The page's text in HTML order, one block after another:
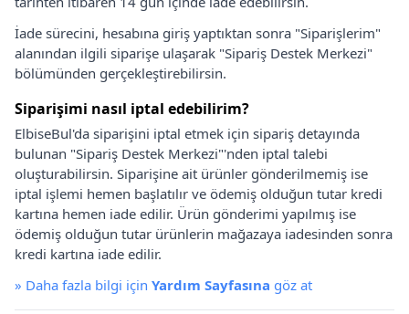
İade sürecini, hesabına giriş yaptıktan sonra "Siparişlerim"
alanından ilgili siparişe ulaşarak "Sipariş Destek Merkezi"
bölümünden gerçekleştirebilirsin.
Siparişimi nasıl iptal edebilirim?
ElbiseBul'da siparişini iptal etmek için sipariş detayında
bulunan "Sipariş Destek Merkezi"'nden iptal talebi
oluşturabilirsin. Siparişine ait ürünler gönderilmemiş ise
iptal işlemi hemen başlatılır ve ödemiş olduğun tutar kredi
kartına hemen iade edilir. Ürün gönderimi yapılmış ise
ödemiş olduğun tutar ürünlerin mağazaya iadesinden sonra
kredi kartına iade edilir.
» Daha fazla bilgi için Yardım Sayfasına göz at